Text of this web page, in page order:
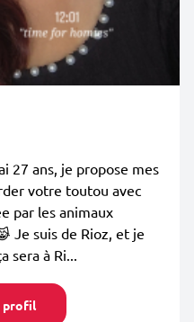
27 ans, je propose mes
votre toutou avec
par les animaux
Je suis de Rioz, et je
sera à Ri...
profil